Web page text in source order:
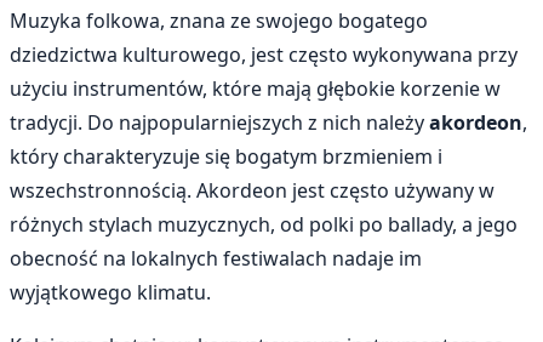
Muzyka folkowa, znana ze swojego bogatego
dziedzictwa kulturowego, jest często wykonywana przy
użyciu instrumentów, które mają głębokie korzenie w
tradycji. Do najpopularniejszych z nich należyakordeon,
który charakteryzuje się bogatym brzmieniem i
wszechstronnością. Akordeon jest często używany w
różnych stylach muzycznych, od polki po ballady, a jego
obecność na lokalnych festiwalach nadaje im
wyjątkowego klimatu.